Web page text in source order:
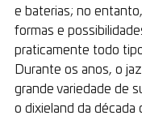
e baterias; no
formas e
praticamente todo
Durante os anos, o
grande variedade de
o dixieland da década